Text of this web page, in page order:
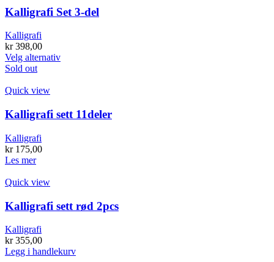
varianter.
Alternativene
på
produktsiden
Kalligrafi Set 3-del
Kalligrafi
kr398,00
Velg alternativDette
Alternativene
kan
Sold out
Quick view
Kalligrafi sett 11deler
Kalligrafi
kr175,00
Les mer
Quick view
Kalligrafi sett rød 2pcs
Kalligrafi
kr355,00
Legg i handlekurv